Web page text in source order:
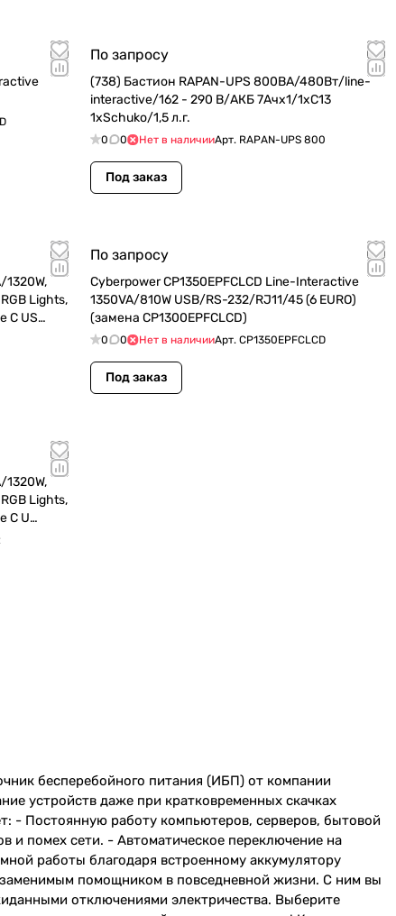
По запросу
(738) Бастион RAPAN-UPS 800ВА/480Вт/line-
interactive/162 - 290 В/АКБ 7Ачx1/1xC13
1xSchuko/1,5 л.г.
0 0 Нет в наличииАрт. RAPAN-UPS 800
Под заказ
1320W,
Lights,
C US
По запросу
Cyberpower CP1350EPFCLCD Line-Interactive
1350VA/810W USB/RS-232/RJ11/45 (6 EURO)
(замена CP1300EPFCLCD)
0 0 Нет в наличииАрт.CP1350EPFCLCD
Под заказ
1320W,
Lights,
C U
бесперебойного питания (ИБП) от компании
устройств даже при кратковременных скачках
- Постоянную работу компьютеров, серверов, бытовой
и помех сети. - Автоматическое переключение на
работы благодаря встроенному аккумулятору
помощником в повседневной жизни. С ним вы
отключениями электричества. Выберите